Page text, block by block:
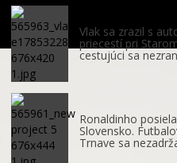
Vlak sa zrazil s
priecestí pri
cestujúci sa
Ronaldinho
Slovensko.
Trnave sa